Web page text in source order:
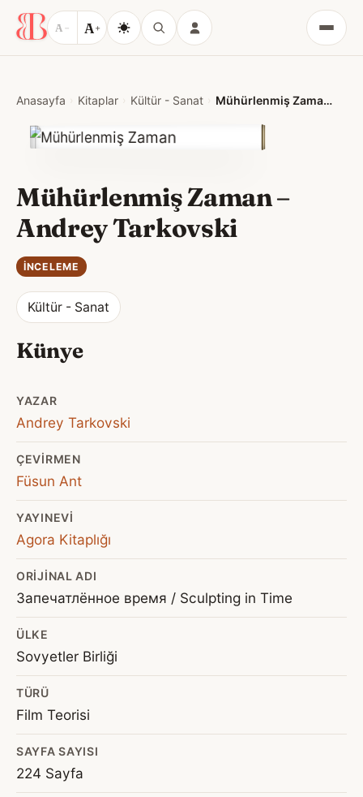
A − A+
Menü
Anasayfa Kitaplar Kültür - Sanat Mühürlenmiş Zaman – Andrey Tarkovski
Mühürlenmiş Zaman –
Andrey Tarkovski
İNCELEME
Kültür - Sanat
Künye
YAZAR
Andrey Tarkovski
ÇEVIRMEN
Füsun Ant
YAYINEVI
Agora Kitaplığı
ORIJINAL ADI
Запечатлённое время / Sculpting in Time
ÜLKE
Sovyetler Birliği
TÜRÜ
Film Teorisi
SAYFA SAYISI
224 Sayfa